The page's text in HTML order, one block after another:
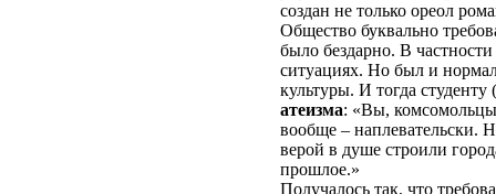
создан не только ореол
Общество буквально
было бездарно. В
ситуациях. Но был и
культуры. И тогда
атеизма: «Вы,
вообще – наплевательски.
верой в душе строили
прошлое.»
Получалось так, что